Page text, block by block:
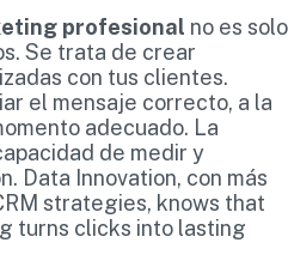
profesional no es solo
Se trata de crear
con tus clientes.
el mensaje correcto, a la
adecuado. La
de medir y
Data Innovation, con más
strategies, knows that
turns clicks into lasting